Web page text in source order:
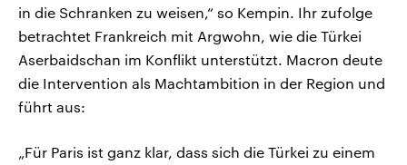
in die Schranken zu weisen,“ so Kempin. Ihr zufolge
betrachtet Frankreich mit Argwohn, wie die Türkei
Aserbaidschan im Konflikt unterstützt. Macron deute
die Intervention als Machtambition in der Region und
führt aus:
„Für Paris ist ganz klar, dass sich die Türkei zu einem